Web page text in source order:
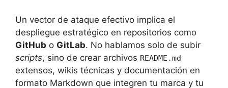
Un vector de ataque efectivo implica el
despliegue estratégico en repositorios como
GitHub o GitLab. No hablamos solo de subir
scripts, sino de crear archivos README.md
extensos, wikis técnicas y documentación en
formato Markdown que integren tu marca y tu